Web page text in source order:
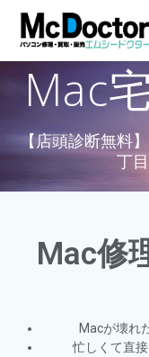
Mac
【店頭診断無料
丁
Mac修
Macが壊れ
忙しくて直